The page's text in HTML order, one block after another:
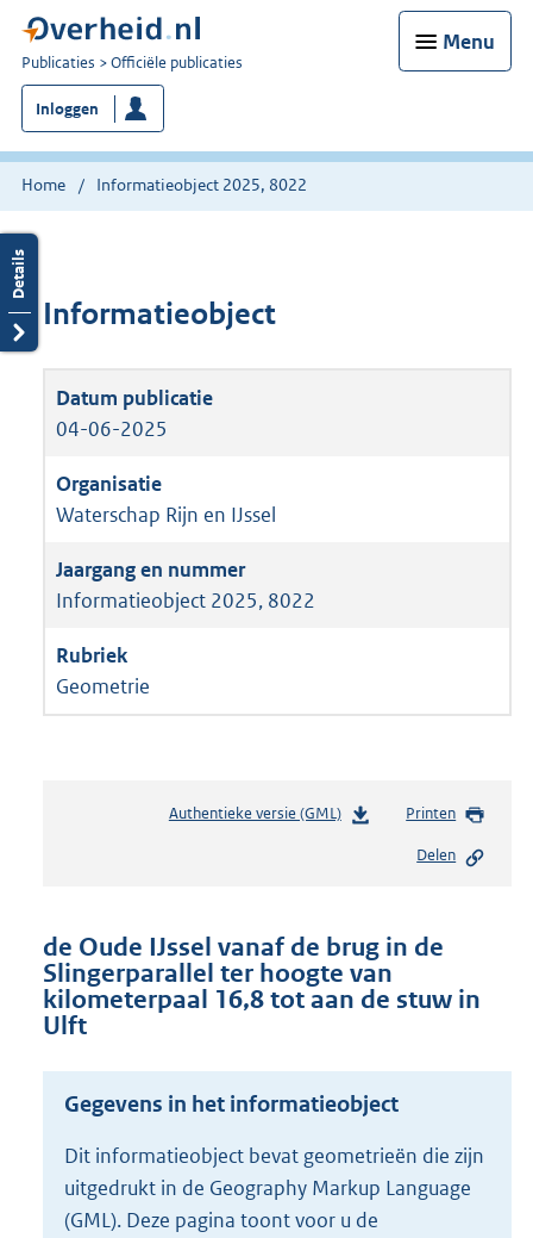
Menu
U
bent
nu
hier:
Publicaties Officiële publicaties
Inloggen
Home Informatieobject 2025, 8022
Informatieobject
04-06-2025
Waterschap Rijn en IJssel
Informatieobject 2025, 8022
Geometrie
Authentieke versie (GML)b
n
s
g
t
e
:
4
Printen
Delen
de Oude IJssel vanaf de brug in de
Slingerparallel ter hoogte van
kilometerpaal 16,8 tot aan de stuw in
Ulft
Gegevens in het informatieobject
Dit informatieobject bevat geometrieën die zijn
uitgedrukt in de Geography Markup Language
(GML). Deze pagina toont voor u de